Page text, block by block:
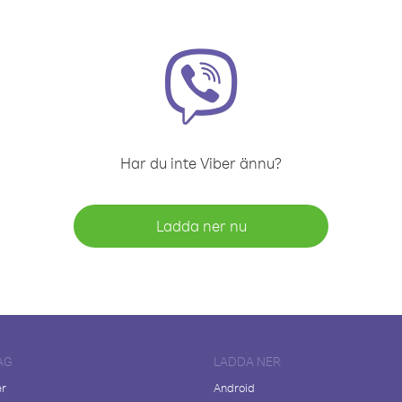
Har du inte Viber ännu?
Ladda ner nu
LADDA NER
Android